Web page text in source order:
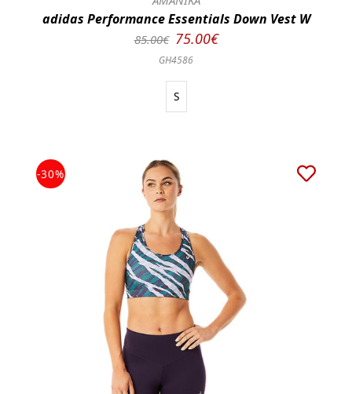
adidas Performance Essentials Down Vest W
85.00€ 75.00€
GH4586
S
-30%